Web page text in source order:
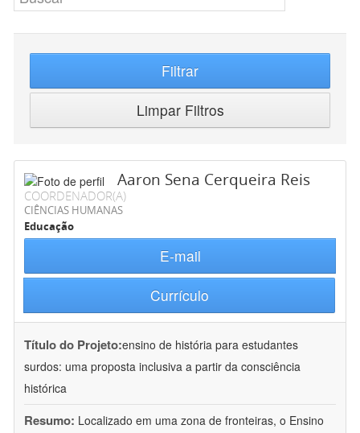
Filtrar
Limpar Filtros
Aaron Sena Cerqueira Reis
COORDENADOR(A)
CIÊNCIAS HUMANAS
Educação
E-mail
Currículo
Título do Projeto:ensino de história para estudantes
surdos: uma proposta inclusiva a partir da consciência
histórica
Resumo: Localizado em uma zona de fronteiras, o Ensino